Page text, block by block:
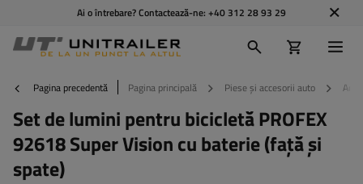
Ai o întrebare? Contactează-ne: +40 312 28 93 29
Pagina precedentă Pagina principală Piese și accesorii auto
Set de lumini pentru bicicletă PROFEX
92618 Super Vision cu baterie (față și
spate)